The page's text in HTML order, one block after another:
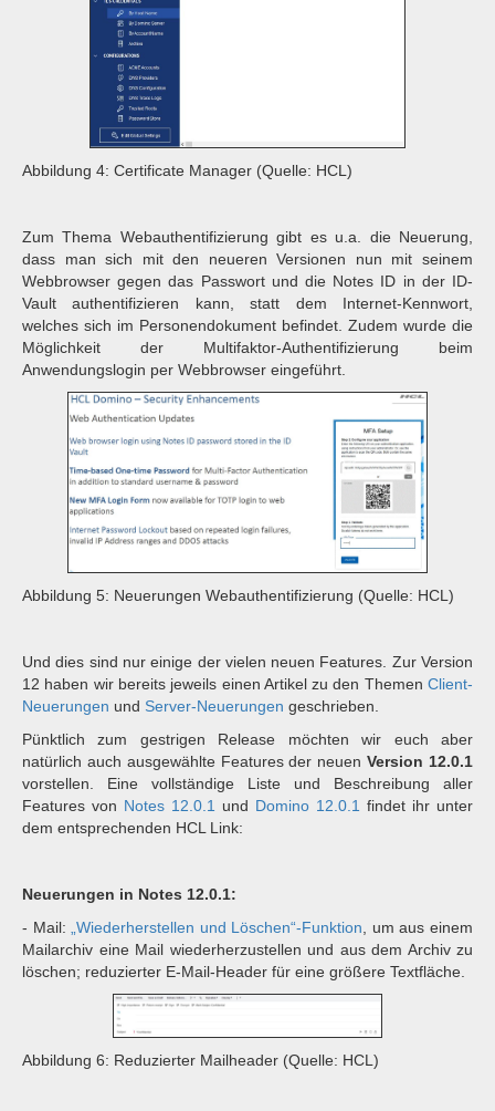
Abbildung 4: Certificate Manager (Quelle: HCL)
Zum Thema Webauthentifizierung gibt es u.a. die Neuerung,
dass man sich mit den neueren Versionen nun mit seinem
Webbrowser gegen das Passwort und die Notes ID in der ID-
Vault authentifizieren kann, statt dem Internet-Kennwort,
welches sich im Personendokument befindet. Zudem wurde die
Möglichkeit der Multifaktor-Authentifizierung beim
Anwendungslogin per Webbrowser eingeführt.
Abbildung 5: Neuerungen Webauthentifizierung (Quelle: HCL)
Und dies sind nur einige der vielen neuen Features. Zur Version
12 haben wir bereits jeweils einen Artikel zu den Themen Client-
Neuerungen und Server-Neuerungen geschrieben.
Pünktlich zum gestrigen Release möchten wir euch aber
natürlich auch ausgewählte Features der neuenVersion 12.0.1
vorstellen. Eine vollständige Liste und Beschreibung aller
Features von Notes 12.0.1 und Domino 12.0.1 findet ihr unter
dem entsprechenden HCL Link:
Neuerungen in Notes 12.0.1:
- Mail:
„Wiederherstellen und Löschen“-Funktion , um aus einem
Mailarchiv eine Mail wiederherzustellen und aus dem Archiv zu
löschen; reduzierter E-Mail-Header für eine größere Textfläche.
Abbildung 6: Reduzierter Mailheader (Quelle: HCL)